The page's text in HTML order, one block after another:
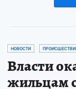
НОВОСТИ
Власти
жильцам